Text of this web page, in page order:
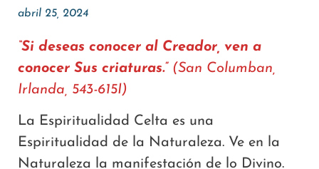
abril 25, 2024
“Si deseas conocer al Creador, ven a
conocer Sus criaturas.” (San Columban,
Irlanda, 543-615I)
La Espiritualidad Celta es una
Espiritualidad de la Naturaleza. Ve en la
Naturaleza la manifestación de lo Divino.